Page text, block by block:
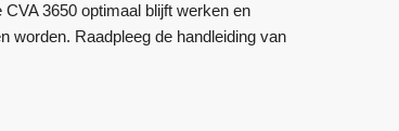
3650 optimaal blijft werken en
worden. Raadpleeg de handleiding van